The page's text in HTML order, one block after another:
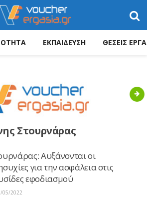
ΕΚΠΑΙΔΕΥΣΗ ΘΕΣΕΙΣ
Στουρνάρας
Aυξάνονται οι
για την ασφάλεια στις
εφοδιασμού
05/2022